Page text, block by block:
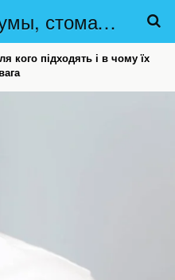
Стоматолог Сумы, стоматологические клиники Сумы, детская стоматология в Сумах. | Частная стоматология Сумы
кого підходять і в чому їх